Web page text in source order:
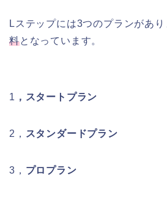
Lステップには3つのプランがあ
料となっています。
1 ，スタートプラン
2， スタンダードプラン
3， プロプラン